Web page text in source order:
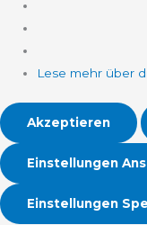
Lese mehr über
Akzeptieren
Einstellungen
Einstellungen